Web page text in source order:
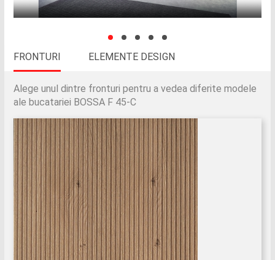
FRONTURI ELEMENTE DESIGN
Alege unul dintre fronturi pentru a vedea diferite modele
ale bucatariei BOSSA F 45-C